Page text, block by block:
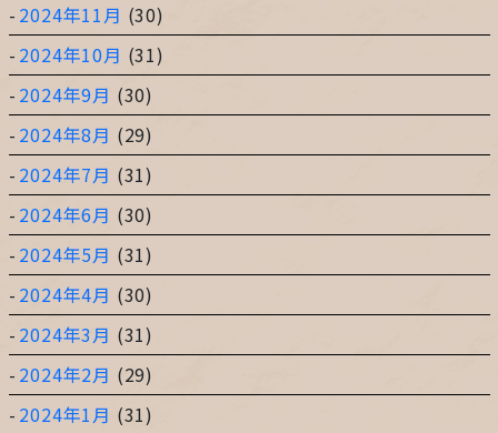
2024年11月 (30)
2024年10月 (31)
2024年9月 (30)
2024年8月 (29)
2024年7月 (31)
2024年6月 (30)
2024年5月 (31)
2024年4月 (30)
2024年3月 (31)
2024年2月 (29)
2024年1月 (31)